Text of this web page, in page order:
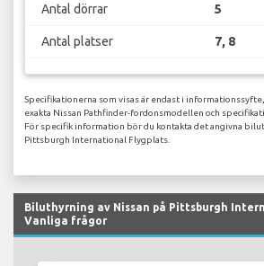
Antal dörrar 5
Antal platser 7, 8
Specifikationerna som visas är endast i
exakta Nissan Pathfinder-fordonsmodellen och
För specifik information bör du kontakta det angivna
Pittsburgh International Flygplats.
Biluthyrning av Nissan på Pittsburgh
Vanliga frågor